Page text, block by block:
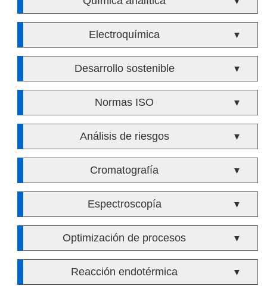
Electroquímica ▼
Desarrollo sostenible ▼
Normas ISO ▼
Análisis de riesgos ▼
Cromatografía ▼
Espectroscopía ▼
Optimización de procesos ▼
Reacción endotérmica ▼